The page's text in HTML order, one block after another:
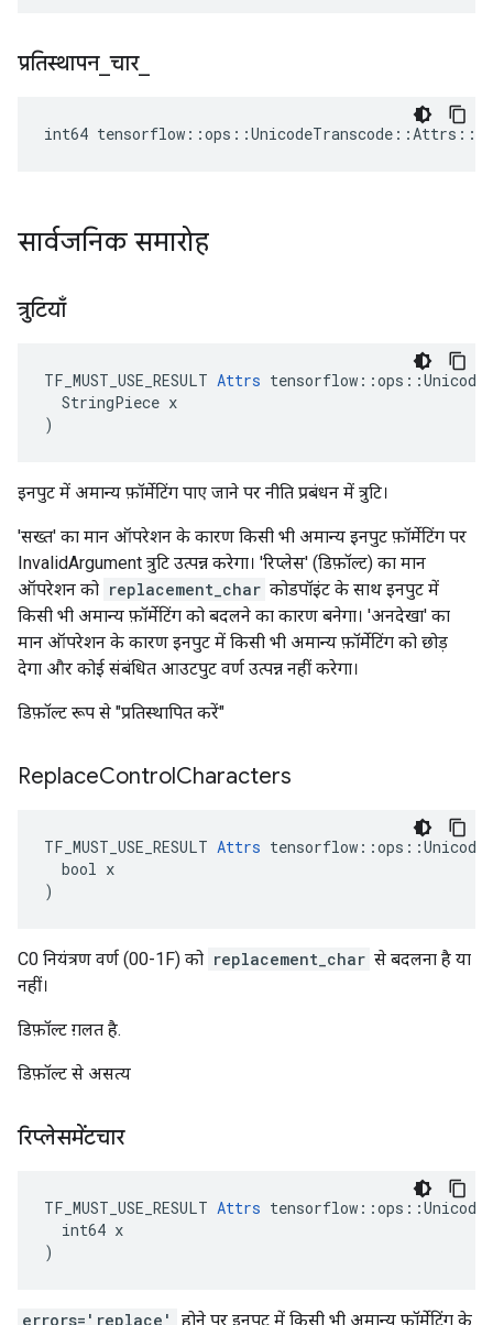
प्रतिस्थापन_चार_
int64
सार्वजनिक समारोह
त्रुटियाँ
TF_MUST_USE_RESULT Attrs
  StringPiece x
)
इनपुट में अमान्य फ़ॉर्मेटिंग पाए जाने पर नीति प्रबंधन में त्रुटि।
'सख्त' का मान ऑपरेशन के कारण किसी भी अमान्य इनपुट फ़ॉर्मेटिंग पर
InvalidArgument त्रुटि उत्पन्न करेगा। 'रिप्लेस' (डिफ़ॉल्ट) का मान
ऑपरेशन को replacement_char कोडपॉइंट के साथ इनपुट में
किसी भी अमान्य फ़ॉर्मेटिंग को बदलने का कारण बनेगा। 'अनदेखा' का
मान ऑपरेशन के कारण इनपुट में किसी भी अमान्य फ़ॉर्मेटिंग को छोड़
देगा और कोई संबंधित आउटपुट वर्ण उत्पन्न नहीं करेगा।
डिफ़ॉल्ट रूप से "प्रतिस्थापित करें"
ReplaceControlCharacters
TF_MUST_USE_RESULT Attrs
  bool x
)
C0 नियंत्रण वर्ण (00-1F) को replacement_char से बदलना है या
नहीं।
डिफ़ॉल्ट ग़लत है.
डिफ़ॉल्ट से असत्य
रिप्लेसमेंटचार
TF_MUST_USE_RESULT Attrs
  int64 x
)
errors='replace'
होने पर इनपुट में किसी भी अमान्य फ़ॉर्मेटिंग के